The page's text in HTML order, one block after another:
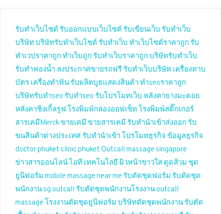
รับทำเว็บไซต์ รับออกแบบเว็บไซต์ รับเขียนเว็บ รับทำเว็บ
บริษัท บริษัทรับทำเว็บไซต์ รับทำเว็บ ทำเว็บไซต์ราคาถูก รับ
ทำเวปราคาถูก ทำเว็บถูก รับทำเว็บราคาถูก บริษัทรับทำเว็บ
รับทำฟองน้ำ ลงประกาศขายรถฟรี รับทำเว็บบริษัท เครื่องทาบ
บัตร เครื่องทำฟัน รับผลิตบูธแสดงสินค้า ทำseoราคาถูก
บริษัทรับทำseo รับทำseo รับโปรโมทเว็บ หลังคายางมะตอย
หลังคาชิงเกิ้ลรูฟ โรงพิมพ์กล่องออฟเซ็ท โรงพิมพ์สติ๊กเกอร์
สารเคมีMerckขายเคมี ขายสารเคมี รับทำนำเข้าส่งออก รับ
ขนสินค้าต่างประเทศ รับทำนำเข้า โปรโมทธุรกิจ ข้อมูลธุรกิจ
doctor phuket clinic phuket Outcall massage singapore
ข่าวสารออนไลน์ไอที เทคโนโลยี ผิวหน้าขาวใส ดูดส้วม ชุด
ยูนิฟอร์ม mobile massage near me รับตัดชุดฟอร์ม รับตัดชุด
พนักงาน sg outcall รับตัดชุดพนักงานโรงงาน outcall
massage โรงงานตัดชุดยูนิฟอร์ม บริษัทตัดชุดพนักงาน รับตัด